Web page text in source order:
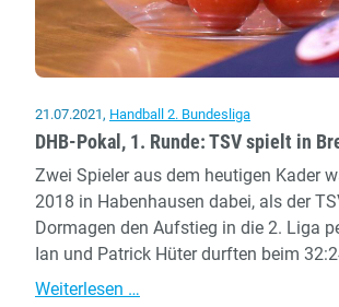
21.07.2021 , Handball 2. Bundesliga
DHB-Pokal, 1. Runde: TSV spielt in
Zwei Spieler aus dem heutigen Kader
2018 in Habenhausen dabei, als der
Dormagen den Aufstieg in die 2. Liga
Ian und Patrick Hüter durften beim
Weiterlesen …